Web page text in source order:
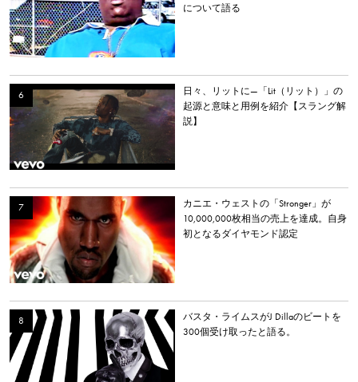
について語る
日々、リットに—「Lit（リット）」の
起源と意味と用例を紹介【スラング解
説】
カニエ・ウェストの「Stronger」が
10,000,000枚相当の売上を達成。自身
初となるダイヤモンド認定
バスタ・ライムスがJ Dillaのビートを
300個受け取ったと語る。